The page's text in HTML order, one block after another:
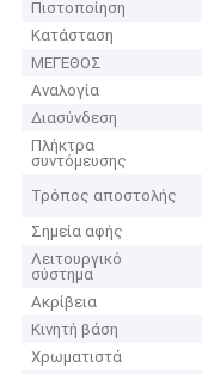
Πιστοποίηση
Κατάσταση
ΜΕΓΕΘΟΣ
Αναλογία
Διασύνδεση
Πλήκτρα
συντόμευσης
Τρόπος αποστολής
Σημεία αφής
Λειτουργικό
σύστημα
Ακρίβεια
Κινητή βάση
Χρωματιστά